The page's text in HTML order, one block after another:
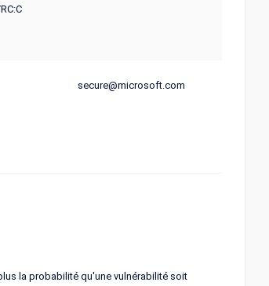
secure@microsoft.com
la probabilité qu'une vulnérabilité soit